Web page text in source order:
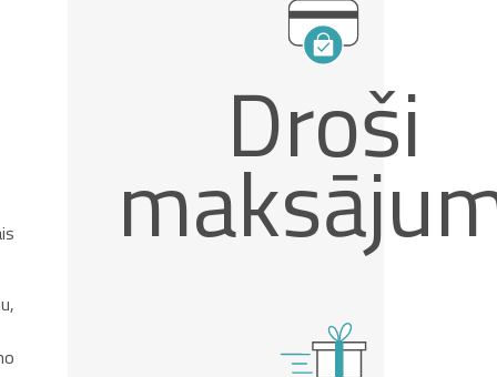
Droši